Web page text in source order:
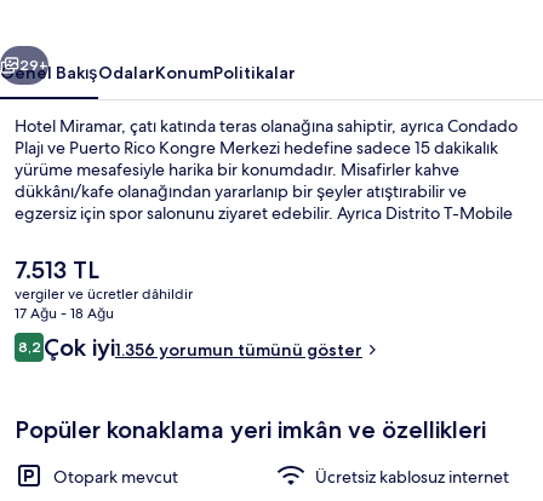
Sonraki
29+
Genel BakışOdalarKonumPolitikalar
Hotel Miramar, çatı katında teras olanağına sahiptir, ayrıca Condado
Plajı ve Puerto Rico Kongre Merkezi hedefine sadece 15 dakikalık
yürüme mesafesiyle harika bir konumdadır. Misafirler kahve
dükkânı/kafe olanağından yararlanıp bir şeyler atıştırabilir ve
egzersiz için spor salonunu ziyaret edebilir. Ayrıca Distrito T-Mobile
yardıma hazır personel ve konum ile ilgili harika yorumlarda
bulunuyor.
Şu
anki
fiyat
7.513 TL
7.513 TL
vergiler ve ücretler dâhildir
17 Ağu - 18 Ağu
Yorumlar
8,28,2/10
Çok iyi1.356 yorumun tümünü göster
Popüler konaklama yeri imkân ve özellikleri
Otopark mevcut
Ücretsiz kablosuz internet